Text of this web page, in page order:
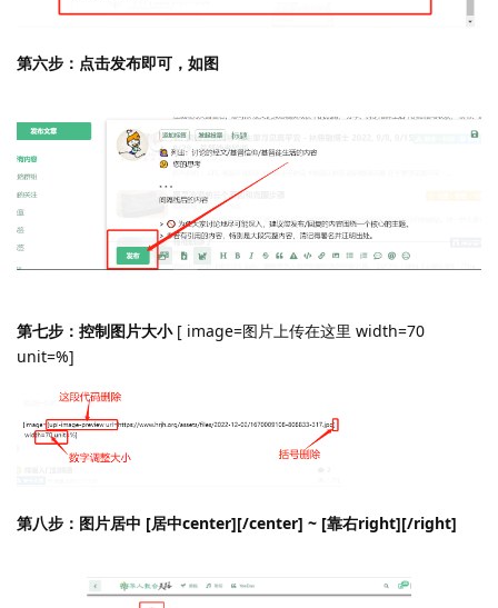
第六步：点击发布即可，如图
第七步：控制图片大小[ image=图片上传在这里 width=70
unit=%]
第八步：图片居中 [居中center][/center] ~ [靠右right][/right]